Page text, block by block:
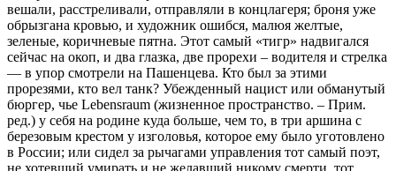
вешали, расстреливали, отправляли в концлагеря; броня уже
обрызгана кровью, и художник ошибся, малюя желтые,
зеленые, коричневые пятна. Этот самый «тигр» надвигался
сейчас на окоп, и два глазка, две прорехи – водителя и стрелка
— в упор смотрели на Пашенцева. Кто был за этими
прорезями, кто вел танк? Убежденный нацист или обманутый
бюргер, чье Lebensraum (жизненное пространство. – Прим.
ред.) у себя на родине куда больше, чем то, в три аршина с
березовым крестом у изголовья, которое ему было уготовлено
в России; или сидел за рычагами управления тот самый поэт,
не хотевший умирать и не желавший никому смерти, тот